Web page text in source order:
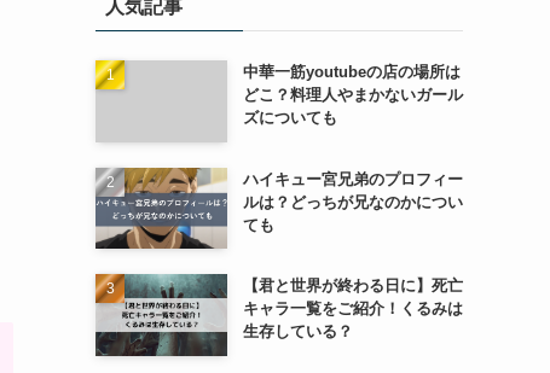
人気記事
中華一筋youtubeの店の場所は
どこ？料理人やまかないガール
ズについても
ハイキュー宮兄弟のプロフィー
ルは？どっちが兄なのかについ
ても
【君と世界が終わる日に】死亡
キャラ一覧をご紹介！くるみは
生存している？